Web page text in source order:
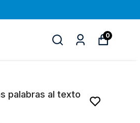
0
palabras al texto